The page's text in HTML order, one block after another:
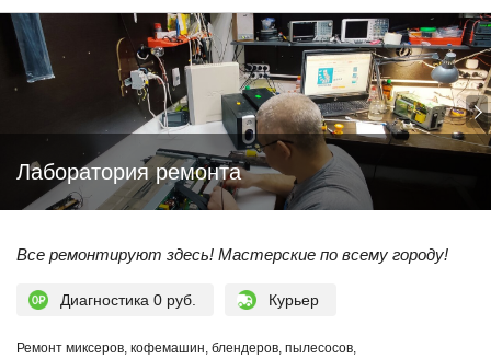
Лаборатория ремонта
Все ремонтируют здесь! Мастерские по всему городу!
Диагностика 0 руб. Курьер
Ремонт миксеров, кофемашин, блендеров, пылесосов,